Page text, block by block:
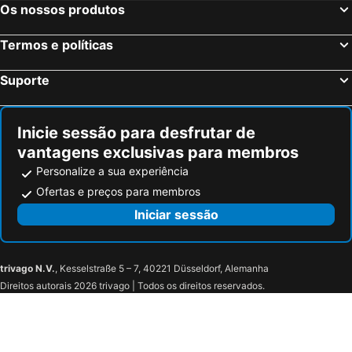
Os nossos produtos
Termos e políticas
Suporte
Inicie sessão para desfrutar de
vantagens exclusivas para membros
Personalize a sua experiência
Ofertas e preços para membros
Iniciar sessão
trivago N.V., Kesselstraße 5 – 7, 40221 Düsseldorf, Alemanha
Direitos autorais 2026 trivago | Todos os direitos reservados.